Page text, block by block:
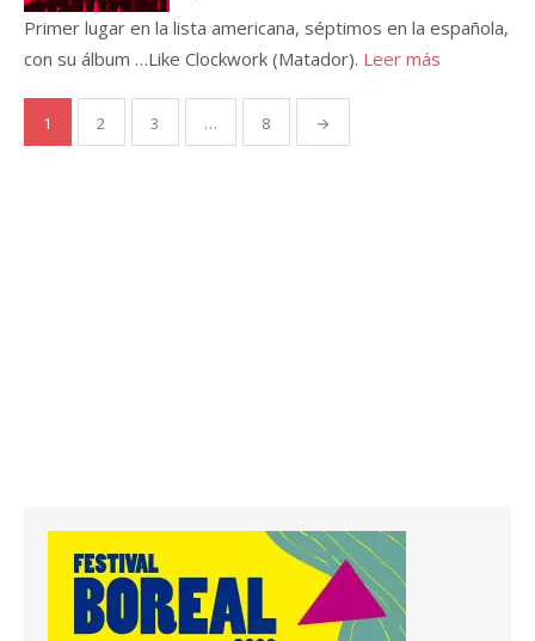
Primer lugar en la lista americana, séptimos en la española,
con su álbum …Like Clockwork (Matador). Leer más
Paginación
de
1 2 3 … 8 →